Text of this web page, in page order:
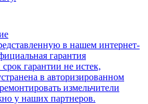
в нашем интернет-
гарантия
гарантии не истек,
в авторизированном
измельчители
у наших партнеров.